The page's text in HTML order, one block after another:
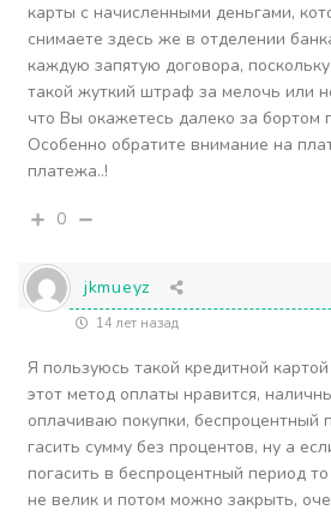
карты с начисленными деньгами,
снимаете здесь же в отделении
каждую запятую договора,
такой жуткий штраф за мелочь или
что Вы окажетесь далеко за бортом
Особенно обратите внимание на
платежа..!
0
jkmueyz
14 лет назад
Я пользуюсь такой кредитной
этот метод оплаты нравится,
оплачиваю покупки, беспроцентный
гасить сумму без процентов, ну а
погасить в беспроцентный период
не велик и потом можно закрыть,